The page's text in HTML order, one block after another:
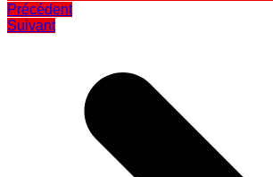
Précédent
Suivant